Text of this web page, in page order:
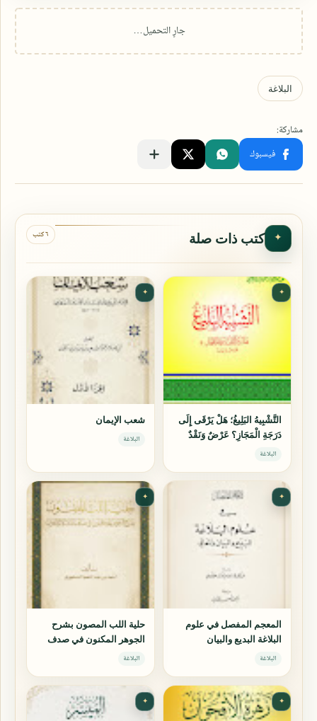
✦ كتب ذات صلة ٦ كتب
✦
التَّشْبِيهُ البَلِيغُ؛ هَلْ يَرْقَى إِلَى
دَرَجَةِ الْمَجَازِ؟ عَرْضٌ وَنَقْدٌ
البلاغة
✦
شعب الإيمان
البلاغة
✦
المعجم المفصل في علوم
البلاغة البديع والبيان
والمعاني
البلاغة
✦
حلية اللب المصون بشرح
الجوهر المكنون في صدف
الثلاثة الفنون
البلاغة
✦
✦